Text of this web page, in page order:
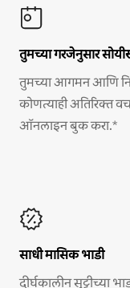
तुमच्या गरजेनुसार
तुमच्या आगमन आणि
कोणत्याही अतिरिक्त
ऑनलाइन बुक करा.*
साधी मासिक भाडी
दीर्घकालीन सुट्टीच्या